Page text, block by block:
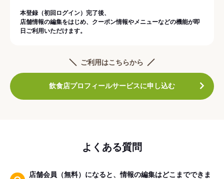
本登録（初回ログイン）完了後、
店舗情報の編集をはじめ、クーポン情報やメニューなどの機能が即
日ご利用いただけます。
ご利用はこちらから
飲食店プロフィールサービスに申し込む
よくある質問
店舗会員（無料）になると、情報の編集はどこまでできま